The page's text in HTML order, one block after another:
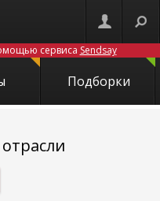
сервиса Sendsay
Подборки